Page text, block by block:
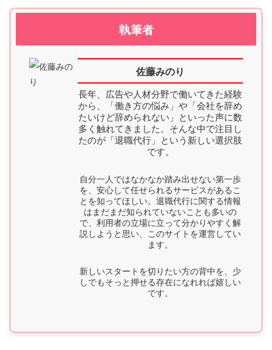
執筆者
佐藤みのり
長年、広告や人材分野で働いてきた経験
から、「働き方の悩み」や「会社を辞め
たいけど辞められない」といった声に数
多く触れてきました。そんな中で注目し
たのが「退職代行」という新しい選択肢
です。
自分一人ではなかなか踏み出せない第一歩
を、安心して任せられるサービスがあるこ
とを知ってほしい。退職代行に関する情報
はまだまだ知られていないことも多いの
で、利用者の立場に立って分かりやすく解
説しようと思い、このサイトを運営してい
ます。
新しいスタートを切りたい方の背中を、少
しでもそっと押せる存在になれれば嬉しい
です。